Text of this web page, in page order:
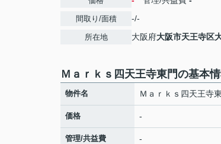
間取り/面積 -/-
所在地 大阪府大阪市天王寺区
Ｍａｒｋｓ四天王寺東門の基本
物件名 Ｍａｒｋｓ四天王寺
価格 -
管理/共益費 -